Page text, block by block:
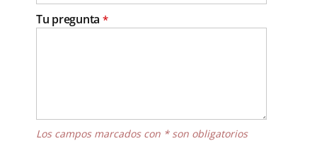
Tu pregunta *
Los campos marcados con * son obligatorios